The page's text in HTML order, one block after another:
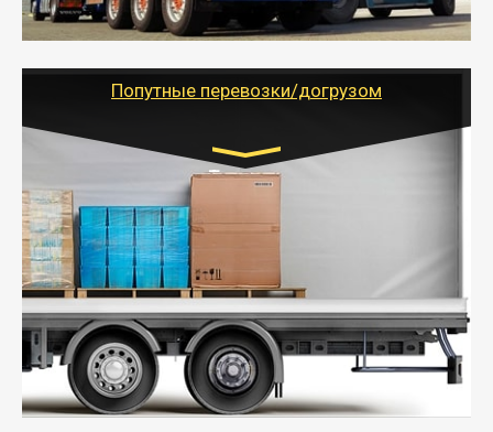
- Тайгер Логистик предоставляет услуги по
грузоперевозкам для физических и юридических лиц
Попутные перевозки/догрузом
Транспорт:
Газель (1,5 и 3 тонны), Бычок, Еврофура от 5 до
10 тонн
от 5000 руб. Возможен догруз
- Экономный способ доставить вещи от 200 кг в
другой город - догрузом или попутно. Попутные
грузоперевозки для физлиц, ИП и юрлиц обходятся
дешевле.
- Тайгер Логистик организует доставку
крупногабаритных и личных вещей по нужному